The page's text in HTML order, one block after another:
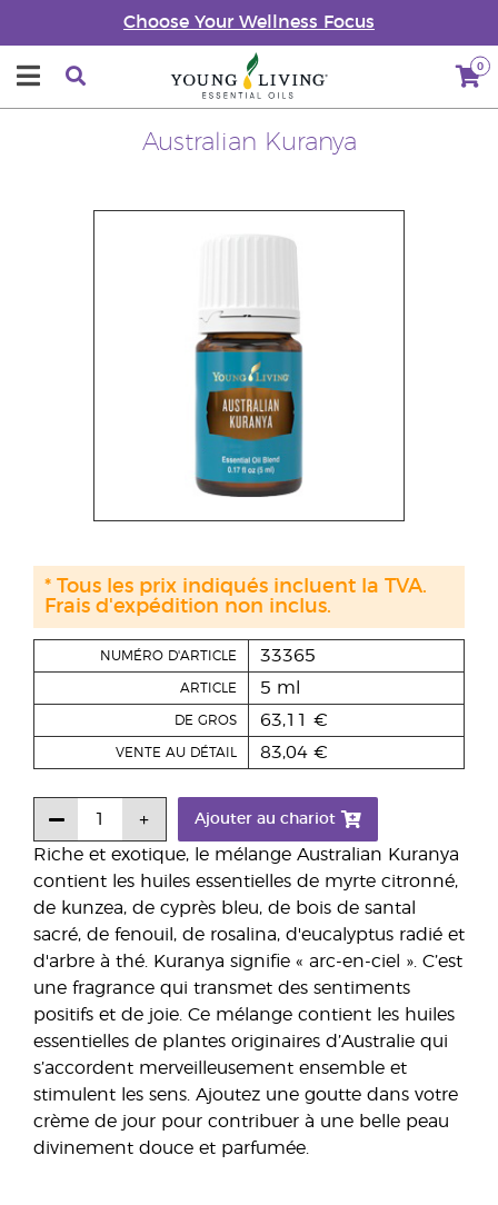
Choose Your Wellness Focus
0
Australian Kuranya
Riche et exotique, le mélange Australian Kuranya
contient les huiles essentielles de myrte citronné,
de kunzea, de cyprès bleu, de bois de santal
sacré, de fenouil, de rosalina, d'eucalyptus radié et
d'arbre à thé. Kuranya signifie « arc-en-ciel ». C’est
une fragrance qui transmet des sentiments
positifs et de joie. Ce mélange contient les huiles
essentielles de plantes originaires d’Australie qui
s’accordent merveilleusement ensemble et
stimulent les sens. Ajoutez une goutte dans votre
crème de jour pour contribuer à une belle peau
divinement douce et parfumée.
NUMÉRO D'ARTICLE 33365
ARTICLE 5 ml
DE GROS 63,11 €
VENTE AU DÉTAIL 83,04 €
Ajouter au chariot
* Tous les prix indiqués incluent la TVA.
Frais d'expédition non inclus.